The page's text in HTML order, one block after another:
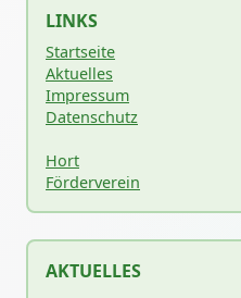
LINKS
Startseite
Aktuelles
Impressum
Datenschutz
Hort
Förderverein
AKTUELLES